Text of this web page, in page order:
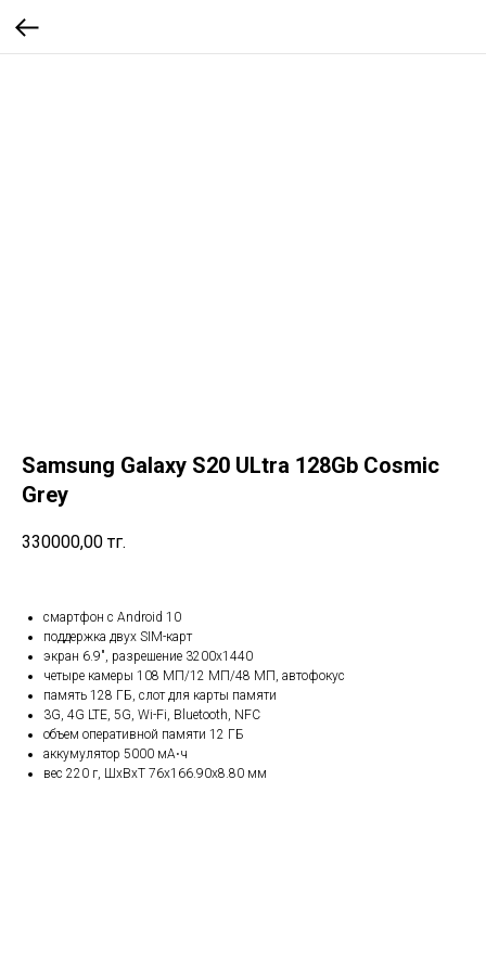
Samsung Galaxy S20 ULtra 128Gb Cosmic
Grey
330000,00 тг.
смартфон с Android 10
поддержка двух SIM-карт
экран 6.9", разрешение 3200x1440
четыре камеры 108 МП/12 МП/48 МП, автофокус
память 128 ГБ, слот для карты памяти
3G, 4G LTE, 5G, Wi-Fi, Bluetooth, NFC
объем оперативной памяти 12 ГБ
аккумулятор 5000 мА⋅ч
вес 220 г, ШxВxТ 76x166.90x8.80 мм